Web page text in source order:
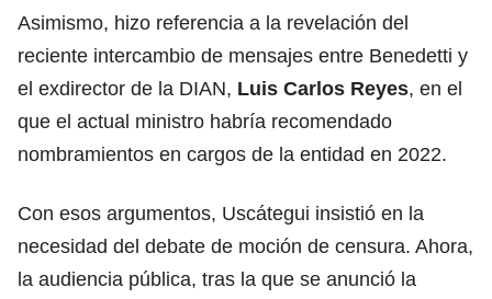
Asimismo, hizo referencia a la revelación del
reciente intercambio de mensajes entre Benedetti y
el exdirector de la DIAN, Luis Carlos Reyes, en el
que el actual ministro habría recomendado
nombramientos en cargos de la entidad en 2022.
Con esos argumentos, Uscátegui insistió en la
necesidad del debate de moción de censura. Ahora,
la audiencia pública, tras la que se anunció la